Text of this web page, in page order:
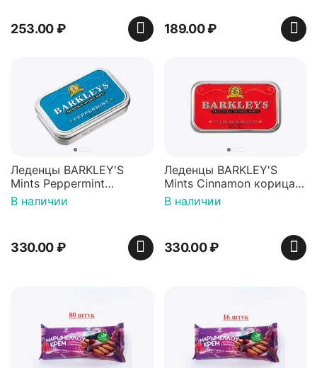
253.00₽ 189.00₽
Леденцы BARKLEY'S
Mints Peppermint
перечная мята 50г,
Нидерланды
В наличии
330.00₽
Леденцы BARKLEY'S
Mints Cinnamon корица
50г, Нидерланды
В наличии
330.00₽